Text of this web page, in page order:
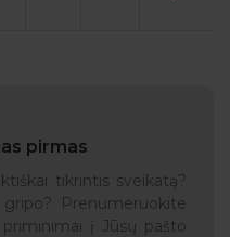
pirmas
tikrintis sveikatą?
Prenumeruokite
priminimai į Jūsų pašto